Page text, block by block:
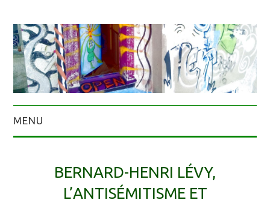
MENU
BERNARD-HENRI LÉVY,
L’ANTISÉMITISME ET